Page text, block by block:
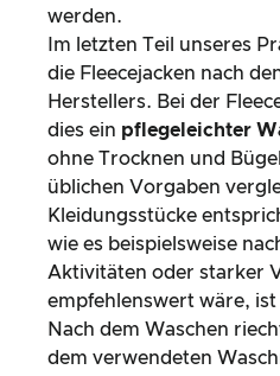
werden.
Im letzten Teil unseres
die Fleecejacken nach
Herstellers. Bei der
dies ein pflegeleichter
ohne Trocknen und
üblichen Vorgaben
Kleidungsstücke
wie es beispielsweise
Aktivitäten oder starker
empfehlenswert wäre,
Nach dem Waschen
dem verwendeten